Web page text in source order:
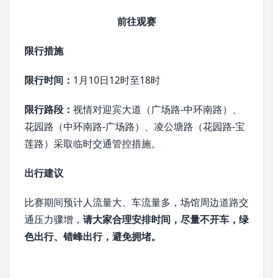
前往观赛
限行措施
限行时间： 1月10日12时至18时
限行路段： 视情对迎宾大道（广场路-中环南路）、
花园路（中环南路-广场路）、凌公塘路（花园路-宝
莲路）采取临时交通管控措施。
出行建议
比赛期间预计人流量大、车流量多，场馆周边道路交
通压力骤增， 请大家合理安排时间，尽量不开车，绿
色出行、错峰出行，避免拥堵。